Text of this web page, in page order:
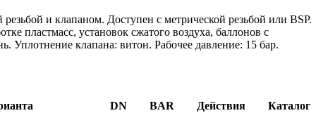
и клапаном. Доступен с метрической резьбой или BSP.
пластмасс, установок сжатого воздуха, баллонов с
Уплотнение клапана: витон. Рабочее давление: 15 бар.
DN BAR Действия Каталог